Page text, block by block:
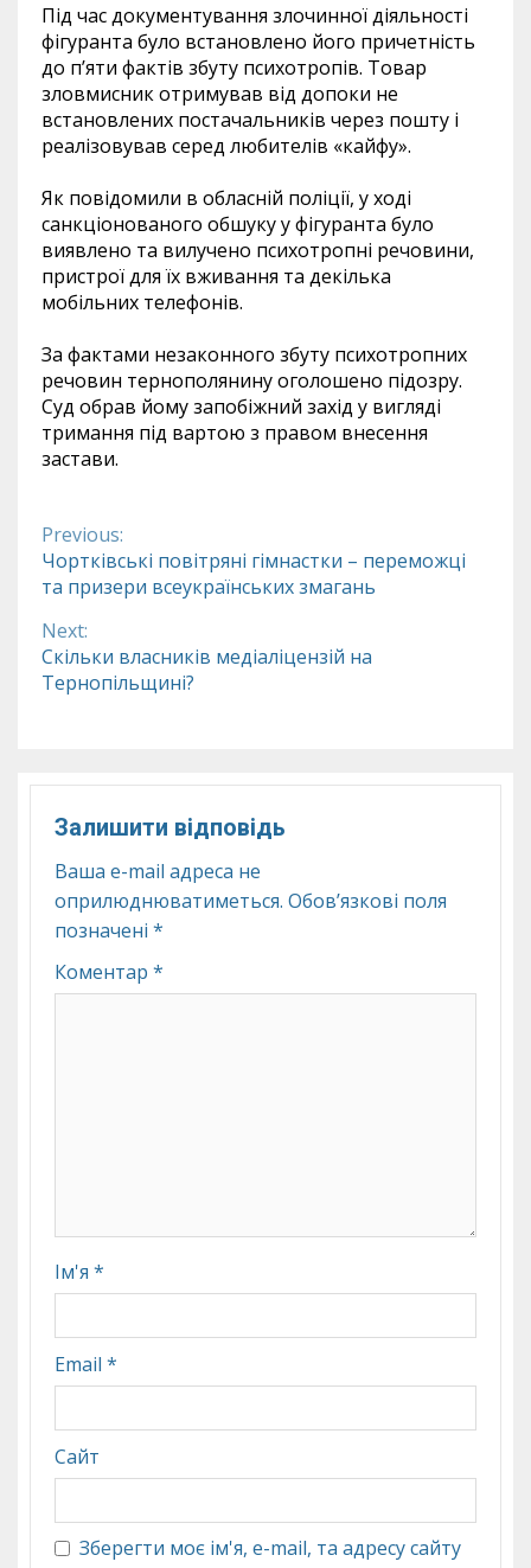
Під час документування злочинної діяльності
фігуранта було встановлено його причетність
до п’яти фактів збуту психотропів. Товар
зловмисник отримував від допоки не
встановлених постачальників через пошту і
реалізовував серед любителів «кайфу».
Як повідомили в обласній поліції, у ході
санкціонованого обшуку у фігуранта було
виявлено та вилучено психотропні речовини,
пристрої для їх вживання та декілька
мобільних телефонів.
За фактами незаконного збуту психотропних
речовин тернополянину оголошено підозру.
Суд обрав йому запобіжний захід у вигляді
тримання під вартою з правом внесення
застави.
Continue
Reading
Previous:
Чортківські повітряні гімнастки – переможці
та призери всеукраїнських змагань
Next:
Скільки власників медіаліцензій на
Тернопільщині?
Залишити відповідь
Ваша e-mail адреса не
оприлюднюватиметься. Обов’язкові поля
позначені *
Коментар *
Ім'я *
Email *
Сайт
Зберегти моє ім'я, e-mail, та адресу сайту